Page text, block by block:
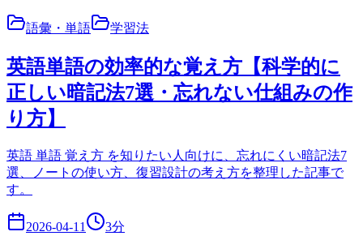
語彙・単語 学習法
英語単語の効率的な覚え方【科学的に
正しい暗記法7選・忘れない仕組みの作
り方】
英語 単語 覚え方 を知りたい人向けに、忘れにくい暗記法7
選、ノートの使い方、復習設計の考え方を整理した記事で
す。
2026-04-11 3分